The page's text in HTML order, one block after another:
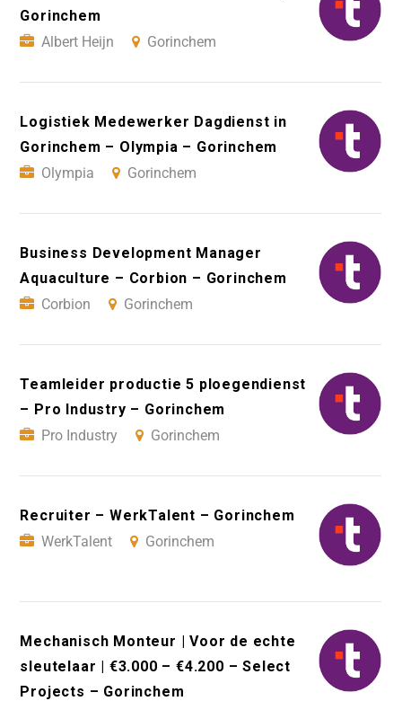
Gorinchem
Albert Heijn
Gorinchem
Logistiek Medewerker Dagdienst in
Gorinchem – Olympia – Gorinchem
Olympia
Gorinchem
Business Development Manager
Aquaculture – Corbion – Gorinchem
Corbion
Gorinchem
Teamleider productie 5 ploegendienst
– Pro Industry – Gorinchem
Pro Industry
Gorinchem
Recruiter – WerkTalent – Gorinchem
WerkTalent
Gorinchem
Mechanisch Monteur | Voor de echte
sleutelaar | €3.000 – €4.200 – Select
Projects – Gorinchem